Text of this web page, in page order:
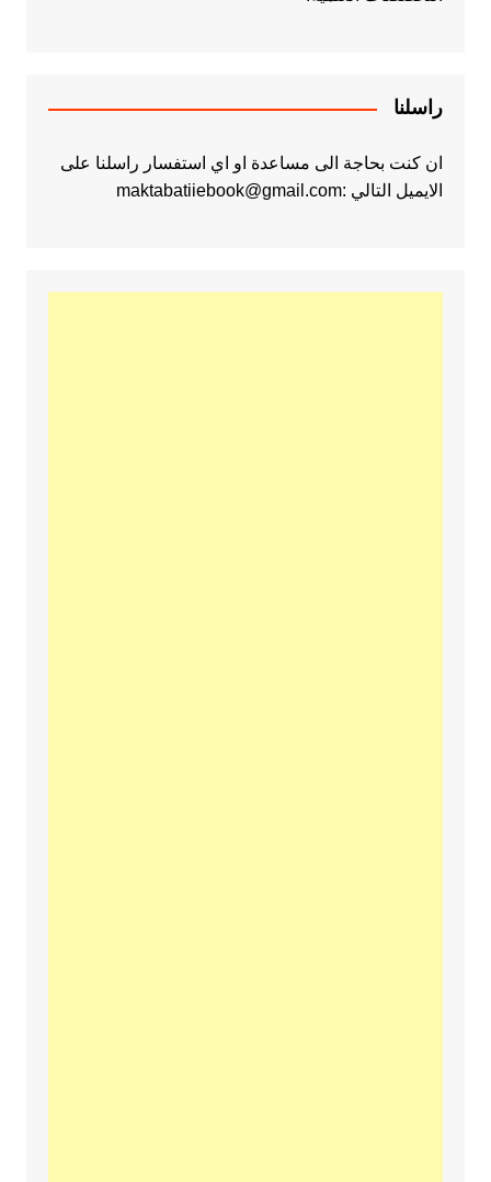
راسلنا
ان كنت بحاجة الى مساعدة او اي استفسار راسلنا على
الايميل التالي :maktabatiiebook@gmail.com